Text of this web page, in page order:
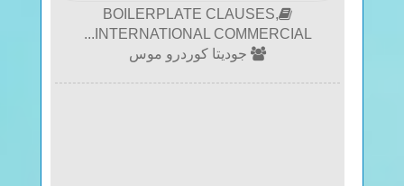
BOILERPLATE CLAUSES,
INTERNATIONAL COMMERCIAL...
جوديتا كوردرو موس